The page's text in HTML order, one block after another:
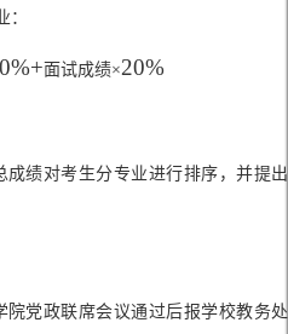
：
面试成绩×20%
绩对考生分专业进行排序，并提出
党政联席会议通过后报学校教务处